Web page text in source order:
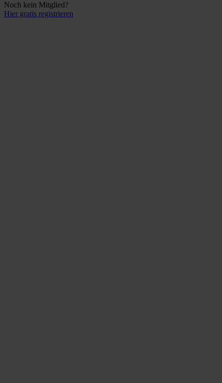
Noch kein Mitglied?
Hier gratis registrieren